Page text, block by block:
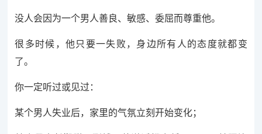
没人会因为一个男人善良、敏感、委屈而尊重他。
很多时候，他只要一失败，身边所有人的态度就都变
了。
你一定听过或见过：
某个男人失业后，家里的气氛立刻开始变化；